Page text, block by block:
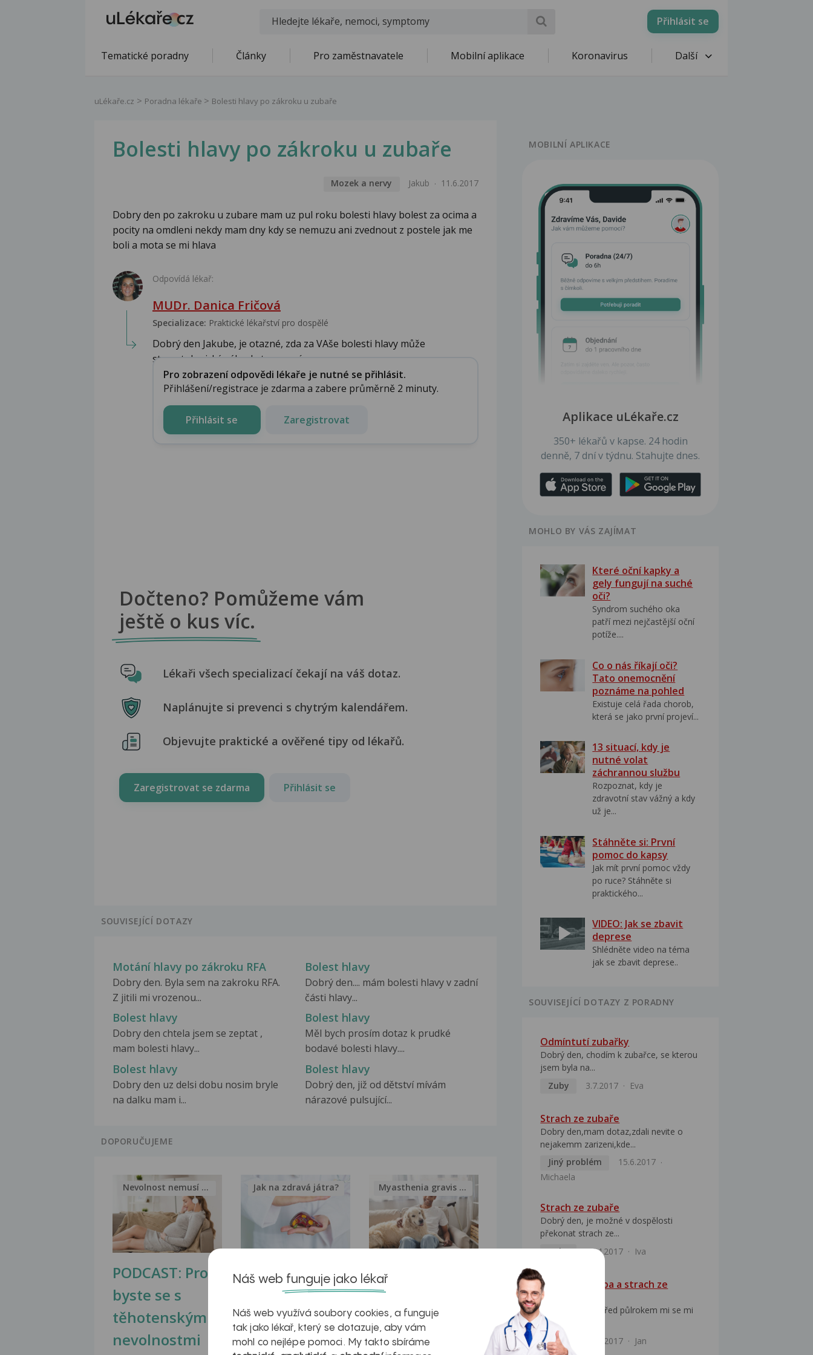
Přihlásit se
Tematické poradny Články Pro zaměstnavatele Mobilní aplikace Koronavirus Další
uLékaře.cz Poradna lékaře Bolesti hlavy po zákroku u zubaře
Bolesti hlavy po zákroku u zubaře
Mozek a nervy Jakub 11.6.2017
Dobry den po zakroku u zubare mam uz pul roku bolesti hlavy bolest za ocima a
pocity na omdleni nekdy mam dny kdy se nemuzu ani zvednout z postele jak me
boli a mota se mi hlava
Odpovídá lékař:
MUDr. Danica Fričová
Specializace: Praktické lékařství pro dospělé
Dobrý den Jakube, je otazné, zda za VAše bolesti hlavy může
stomatologický zákrok, to neumím...
Pro zobrazení odpovědi lékaře je nutné se přihlásit.
Přihlášení/registrace je zdarma a zabere průměrně 2 minuty.
Přihlásit se Zaregistrovat
Dočteno? Pomůžeme vám
ještě o kus víc.
Lékaři všech specializací čekají na váš dotaz.
Naplánujte si prevenci s chytrým kalendářem.
Objevujte praktické a ověřené tipy od lékařů.
Zaregistrovat se zdarma Přihlásit se
SOUVISEJÍCÍ DOTAZY
Motání hlavy po zákroku RFA
Dobry den. Byla sem na zakroku RFA.
Z jitili mi vrozenou...
Bolest hlavy
Dobrý den.... mám bolesti hlavy v zadní
části hlavy...
Bolest hlavy
Dobry den chtela jsem se zeptat ,
mam bolesti hlavy...
Bolest hlavy
Měl bych prosím dotaz k prudké
bodavé bolesti hlavy....
Bolest hlavy
Dobry den uz delsi dobu nosim bryle
na dalku mam i...
Bolest hlavy
Dobrý den, již od dětství mívám
nárazové pulsující...
DOPORUČUJEME
PODCAST: Proč
byste se s
těhotenskými
nevolnostmi
Nevolnost nemusí být nutnou...
Ztukovatění
jater v datech a
obrazech
Jak na zdravá játra?
Inovativní
léčba
myastenie –
naděje pro ty,
Myasthenia gravis – vše, co...
MOBILNÍ APLIKACE
Aplikace uLékaře.cz
350+ lékařů v kapse. 24 hodin
denně, 7 dní v týdnu. Stahujte dnes.
MOHLO BY VÁS ZAJÍMAT
Které oční kapky a
gely fungují na suché
oči?
Syndrom suchého oka
patří mezi nejčastější oční
potíže....
Co o nás říkají oči?
Tato onemocnění
poznáme na pohled
Existuje celá řada chorob,
která se jako první projeví...
13 situací, kdy je
nutné volat
záchrannou službu
Rozpoznat, kdy je
zdravotní stav vážný a kdy
už je...
Stáhněte si: První
pomoc do kapsy
Jak mít první pomoc vždy
po ruce? Stáhněte si
praktického...
VIDEO: Jak se zbavit
deprese
Shlédněte video na téma
jak se zbavit deprese..
SOUVISEJÍCÍ DOTAZY Z PORADNY
Odmíntutí zubařky
Dobrý den, chodím k zubařce, se kterou
jsem byla na...
Zuby
3.7.2017 Eva
Strach ze zubaře
Dobry den,mam dotaz,zdali nevite o
nejakemm zarizeni,kde...
Jiný problém
15.6.2017
Michaela
Strach ze zubaře
Dobrý den, je možné v dospělosti
překonat strach ze...
Zuby
14.4.2017 Iva
Vypadlá plomba a strach ze
zubaře
Hezký den, Asi před půlrokem mi se mi
zřejmě odlomil...
Zuby
14.3.2017 Jan
Náš web funguje jako lékař
Náš web využívá soubory cookies, a funguje
tak jako lékař, který se dotazuje, aby vám
mohl co nejlépe pomoci. My takto sbíráme